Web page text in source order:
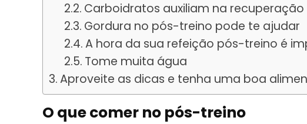
Carboidratos auxiliam na recuperação
Gordura no pós-treino pode te ajudar
A hora da sua refeição pós-treino é
Tome muita água
Aproveite as dicas e tenha uma boa
O que comer no pós-treino